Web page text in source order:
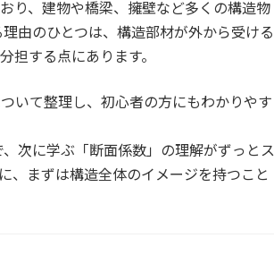
り、建物や橋梁、擁壁など多くの構造物
由のひとつは、構造部材が外から受ける
担する点にあります。
いて整理し、初心者の方にもわかりやす
次に学ぶ「断面係数」の理解がずっとス
、まずは構造全体のイメージを持つこと